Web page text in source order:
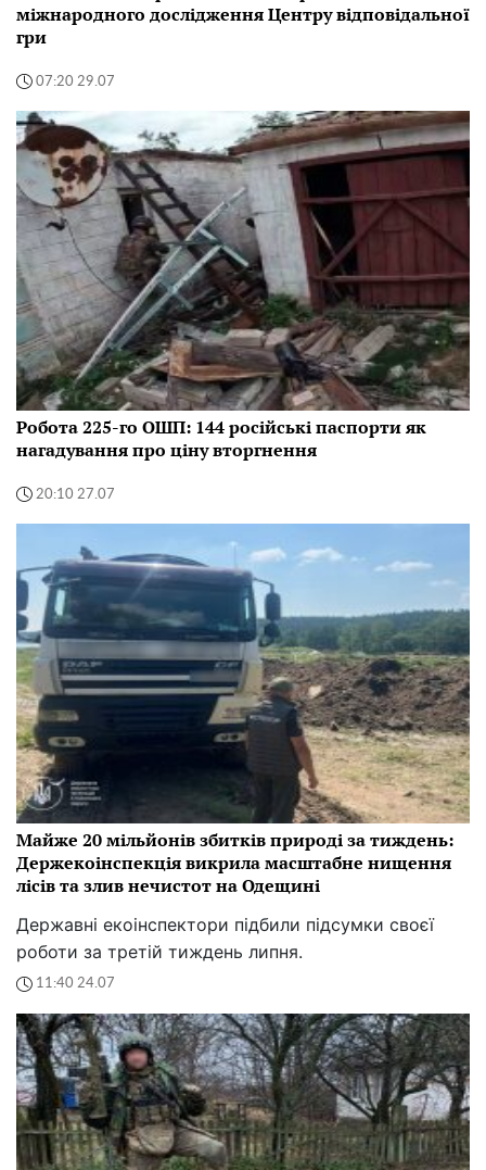
міжнародного дослідження Центру відповідальної
гри
07:20 29.07
Робота 225-го ОШП: 144 російські паспорти як
нагадування про ціну вторгнення
20:10 27.07
Майже 20 мільйонів збитків природі за тиждень:
Держекоінспекція викрила масштабне нищення
лісів та злив нечистот на Одещині
Державні екоінспектори підбили підсумки своєї
роботи за третій тиждень липня.
11:40 24.07